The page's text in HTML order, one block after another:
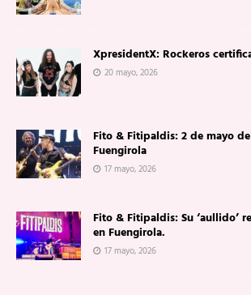
XpresidentX: Rockeros
20 mayo, 2026
Fito & Fitipaldis: 2 de mayo
Fuengirola
17 mayo, 2026
Fito & Fitipaldis: Su ‘aullido’
en Fuengirola.
17 mayo, 2026